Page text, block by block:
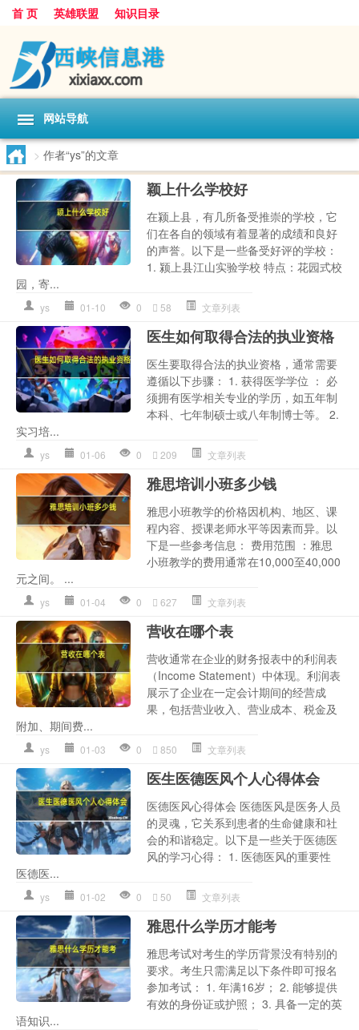
首 页 英雄联盟 知识目录
网站导航
> 作者“ys”的文章
颖上什么学校好
在颍上县，有几所备受推崇的学校，它
们在各自的领域有着显著的成绩和良好
的声誉。以下是一些备受好评的学校：
1. 颍上县江山实验学校 特点：花园式校
园，寄...
ys 01-10 0 58 文章列表
医生如何取得合法的执业资格
医生要取得合法的执业资格，通常需要
遵循以下步骤： 1. 获得医学学位 ： 必
须拥有医学相关专业的学历，如五年制
本科、七年制硕士或八年制博士等。 2.
实习培...
ys 01-06 0 209 文章列表
雅思培训小班多少钱
雅思小班教学的价格因机构、地区、课
程内容、授课老师水平等因素而异。以
下是一些参考信息： 费用范围 ：雅思
小班教学的费用通常在10,000至40,000
元之间。 ...
ys 01-04 0 627 文章列表
营收在哪个表
营收通常在企业的财务报表中的利润表
（Income Statement）中体现。利润表
展示了企业在一定会计期间的经营成
果，包括营业收入、营业成本、税金及
附加、期间费...
ys 01-03 0 850 文章列表
医生医德医风个人心得体会
医德医风心得体会 医德医风是医务人员
的灵魂，它关系到患者的生命健康和社
会的和谐稳定。以下是一些关于医德医
风的学习心得： 1. 医德医风的重要性
医德医...
ys 01-02 0 50 文章列表
雅思什么学历才能考
雅思考试对考生的学历背景没有特别的
要求。考生只需满足以下条件即可报名
参加考试： 1. 年满16岁； 2. 能够提供
有效的身份证或护照； 3. 具备一定的英
语知识...